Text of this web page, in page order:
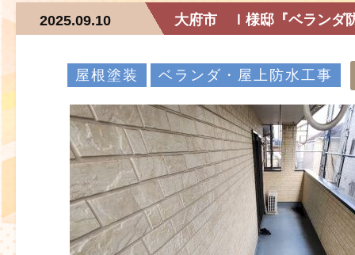
大府市 Ｉ様邸『ベランダ
2025.09.10
屋根塗装 ベランダ・屋上防水工事